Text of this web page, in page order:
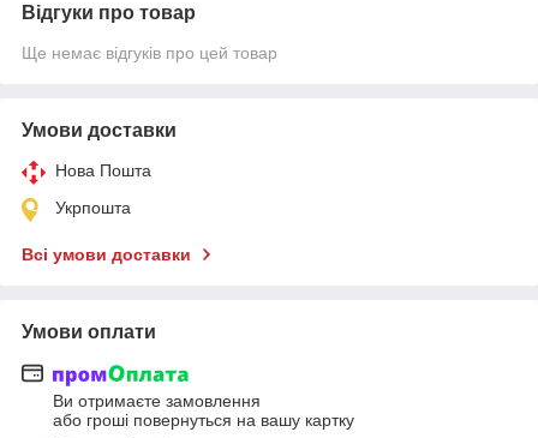
Відгуки про товар
Ще немає відгуків про цей товар
Умови доставки
Нова Пошта
Укрпошта
Всі умови доставки
Умови оплати
Ви отримаєте замовлення
або гроші повернуться на вашу картку